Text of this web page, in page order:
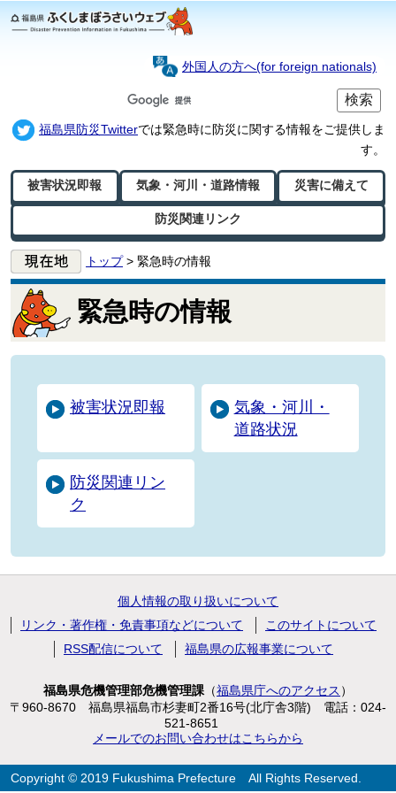
外国人の方へ(for foreign nationals)
福島県防災Twitterでは緊急時に防災に関する情報をご提供しま
す。
被害状況即報 気象・河川・ 道路情報 災害に備えて
防災関連リンク
トップ> 緊急時の情報
緊急時の情報
被害状況即報
気象・河川・
道路状況
防災関連リン
ク
個人情報の取り扱いについて
リンク・著作権・免責事項などについて
このサイトについて
RSS配信について
福島県の広報事業について
福島県危機管理部危機管理課（福島県庁へのアクセス ）
〒960-8670 福島県福島市杉妻町2番16号(北庁舎3階)
電話：024-
521-8651
メールでのお問い合わせはこちらから
Copyright © 2019 Fukushima Prefecture All Rights Reserved.